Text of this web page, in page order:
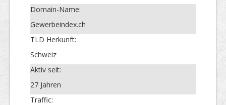
Domain-Name:
Gewerbeindex.ch
TLD Herkunft:
Schweiz
Aktiv seit:
27 Jahren
Traffic: